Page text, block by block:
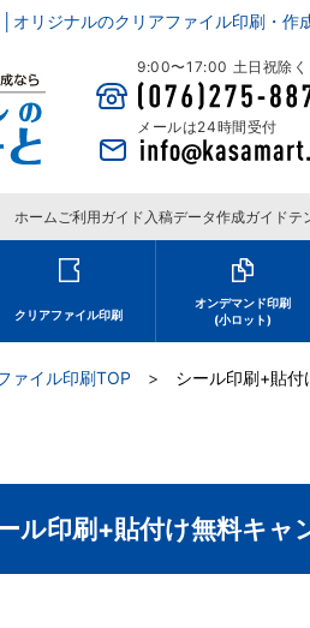
オリジナルのクリアファイル印刷・作
9:00〜17:00 土日祝除
メールは24時間受付
ホーム ご利用ガイド 入稿データ作成ガイドテ
クリアファイル印刷
オンデマンド印刷
(小ロット)
ァイル印刷TOP シール印刷+貼付
ル印刷+貼付け無料キャ